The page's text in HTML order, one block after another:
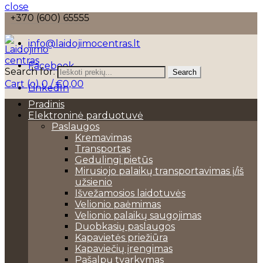
close
+370 (600) 65555
info@laidojimocentras.lt
Facebook
LinkedIn
Search for: Search
Cart (o) 0 / €0,00
Pradinis
Elektroninė parduotuvė
Paslaugos
Kremavimas
Transportas
Gedulingi pietūs
Mirusiojo palaikų transportavimas į/iš
užsienio
Išvežamosios laidotuvės
Velionio paėmimas
Velionio palaikų saugojimas
Duobkasių paslaugos
Kapavietės priežiūra
Kapaviečių įrengimas
Pašalpų tvarkymas